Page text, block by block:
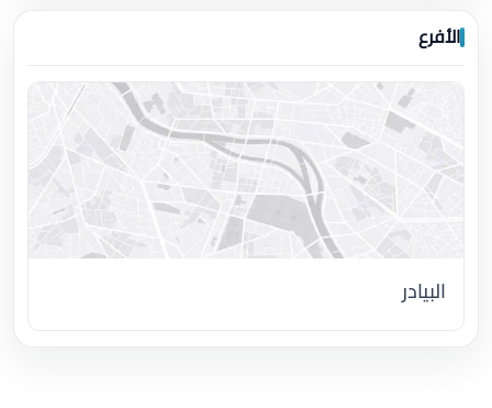
الأفرع
البيادر